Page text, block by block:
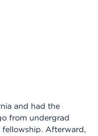
and had the
from undergrad
Afterward,